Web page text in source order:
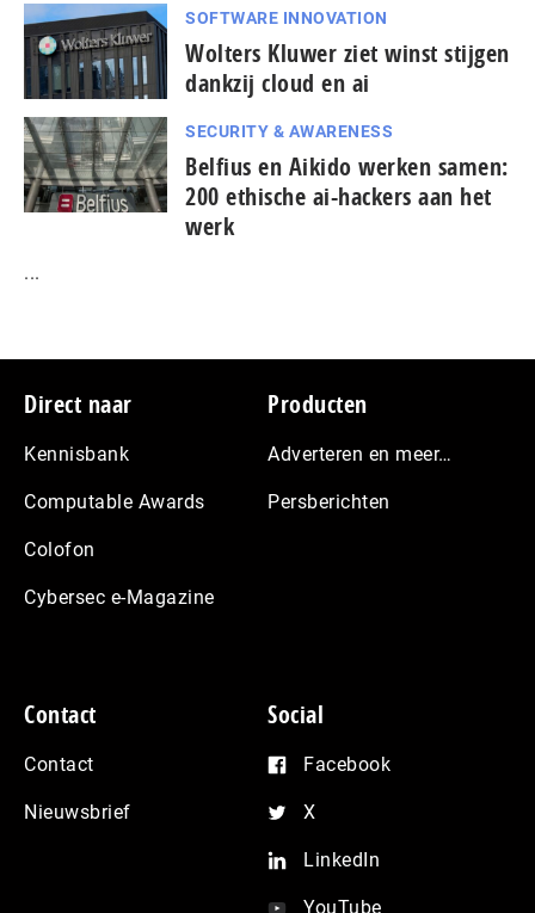
SOFTWARE INNOVATION
Wolters Kluwer ziet winst stijgen
dankzij cloud en ai
SECURITY & AWARENESS
Belfius en Aikido werken samen:
200 ethische ai-hackers aan het
werk
...
Footer
Direct naar
Kennisbank
Computable Awards
Colofon
Cybersec e-Magazine
Producten
Adverteren en meer…
Persberichten
Contact
Contact
Nieuwsbrief
Social
Facebook
X
LinkedIn
YouTube